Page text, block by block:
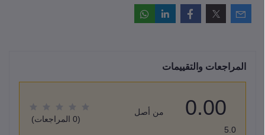
المراجعات والتقييمات
0.00
من أصل
5.0
(0 المراجعات)